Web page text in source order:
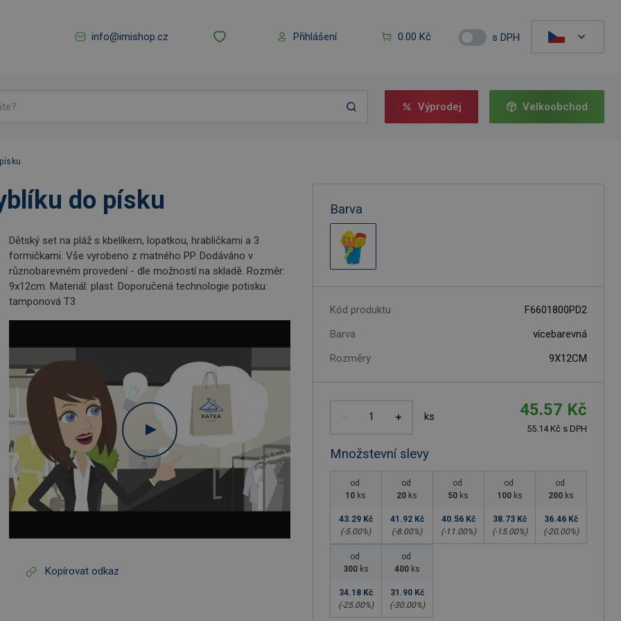
info@imishop.cz Přihlášení 0.00 Kč s DPH
Výprodej Velkoobchod
do písku
Dětský set na pláž s kbelíkem, lopatkou, hrabličkami a 3
formičkami. Vše vyrobeno z matného PP. Dodáváno v
různobarevném provedení - dle možností na skladě. Rozměr:
9x12cm. Materiál: plast. Doporučená technologie potisku:
tamponová T3
Kopírovat odkaz
Barva
Kód produktu
F6601800PD2
Barva
vícebarevná
Rozměry
9X12CM
ks 45.57 Kč
55.14 Kč s DPH
Množstevní slevy
od
10 ks
43.29 Kč
(-5.00%)
od
20 ks
41.92 Kč
(-8.00%)
od
50 ks
40.56 Kč
(-11.00%)
od
100 ks
38.73 Kč
(-15.00%)
od
200 ks
36.46 Kč
(-20.00%)
od
300 ks
34.18 Kč
(-25.00%)
od
400 ks
31.90 Kč
(-30.00%)